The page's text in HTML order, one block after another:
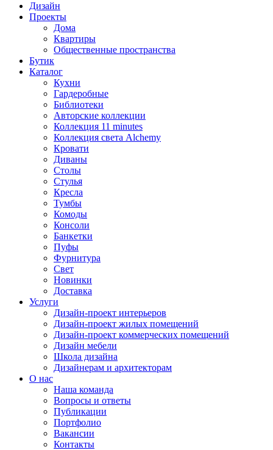
Дизайн
Проекты
Дома
Квартиры
Общественные пространства
Бутик
Каталог
Кухни
Гардеробные
Библиотеки
Авторские коллекции
Коллекция 11 minutes
Коллекция света Alchemy
Кровати
Диваны
Столы
Стулья
Кресла
Тумбы
Комоды
Консоли
Банкетки
Пуфы
Фурнитура
Свет
Новинки
Доставка
Услуги
Дизайн-проект интерьеров
Дизайн-проект жилых помещений
Дизайн-проект коммерческих помещений
Дизайн мебели
Школа дизайна
Дизайнерам и архитекторам
О нас
Наша команда
Вопросы и ответы
Публикации
Портфолио
Вакансии
Контакты